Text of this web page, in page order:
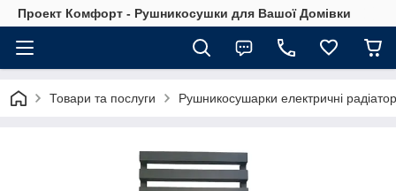
Проект Комфорт - Рушникосушки для Вашої Домівки
Товари та послуги Рушникосушарки електричні